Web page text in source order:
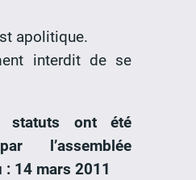
apolitique.
interdit de se
statuts ont été
l’assemblée
14 mars 2011